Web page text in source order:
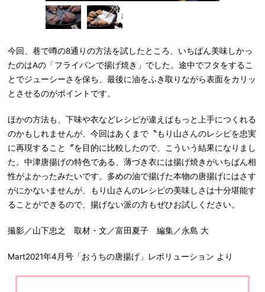
今回、巷で噂の8通りの方法を試したところ、いちばん美味しかっ
たのはAの「フライパンで揚げ焼き」でした。途中でフタをするこ
とでジューシーさを保ち、最後に油をふき取りながら表面をカリッ
とさせるのがポイントです。
ほかの方法も、下味や衣などレシピが違えばもっと上手につくれる
のかもしれませんが、今回はあくまで〝もり山さんのレシピを忠実
に再現すること〞を目的に比較したので、こういう結果になりまし
た。中津唐揚げの特色である、薄づき衣には揚げ焼きがいちばん相
性がよかったみたいです。多めの油で揚げた本物の唐揚げにはさす
がにかないませんが、もり山さんのレシピの美味しさは十分堪能す
ることができるので、揚げない派の方もぜひお試しください。
撮影／山下忠之 取材・文／富田夏子 編集／永島 大
Mart2021年4月号「おうちの唐揚げ」レボリューション より